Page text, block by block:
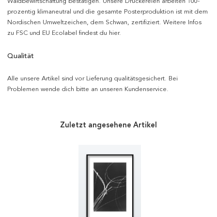
prozentig klimaneutral und die gesamte Posterproduktion ist mit dem
Nordischen Umweltzeichen, dem Schwan, zertifiziert. Weitere Infos
zu FSC und EU Ecolabel findest du hier.
Qualität
Alle unsere Artikel sind vor Lieferung qualitätsgesichert. Bei
Problemen wende dich bitte an unseren Kundenservice.
Zuletzt angesehene Artikel